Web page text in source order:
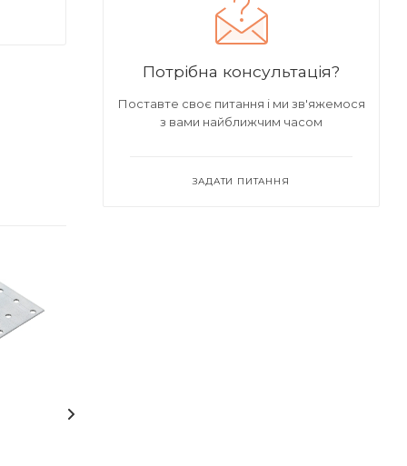
Потрібна консультація?
Поставте своє питання і ми зв'яжемося
з вами найближчим часом
ЗАДАТИ ПИТАННЯ